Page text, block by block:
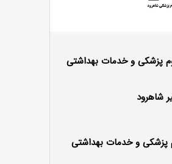
پزشکی و خدمات بهداشتی
شاهرود
پزشکی و خدمات بهداشتی